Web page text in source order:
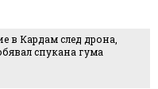
в Кардам след дрона,
спукана гума